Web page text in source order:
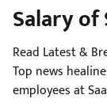
Salary of
Read Latest &
Top news
employees at